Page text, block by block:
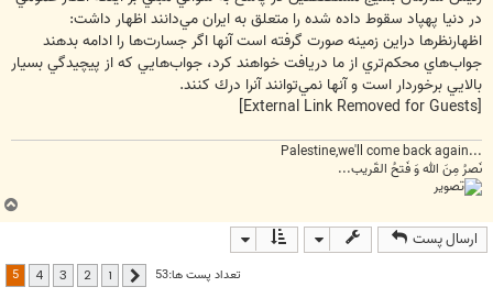
در دنيا پهپاد سقوط داده شده را متعلق به ايران مي‌دانند اظهار داشت:
اظهارنظرها دراين زمينه صورت گرفته است آنها اگر جسارت‌ها را ادامه بدهند
جواب‌هاي محكم‌تري از ما دريافت خواهند كرد، جواب‌هايي كه از پيچيدگي بسيار
بالايي برخوردار است و آنها نمي‌توانند آنرا درك كنند.
[External Link Removed for Guests]
...Palestine,we'll come back again
نَصرُ مِنَ الله وَ فَتحُ القَریب...
ارسال پست
تعداد پست ها:53 قبلی 1
2
3
4
5